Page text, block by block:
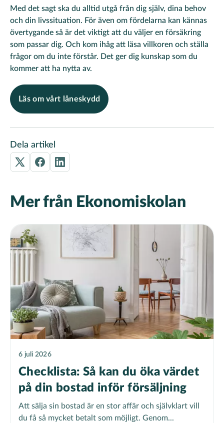
Med det sagt ska du alltid utgå från dig själv, dina behov
och din livssituation. För även om fördelarna kan kännas
övertygande så är det viktigt att du väljer en försäkring
som passar dig. Och kom ihåg att läsa villkoren och ställa
frågor om du inte förstår. Det ger dig kunskap som du
kommer att ha nytta av.
Läs om vårt låneskydd
Dela artikel
Mer från Ekonomiskolan
6 juli 2026
Checklista: Så kan du öka värdet
på din bostad inför försäljning
Att sälja sin bostad är en stor affär och självklart vill
du få så mycket betalt som möjligt. Genom...